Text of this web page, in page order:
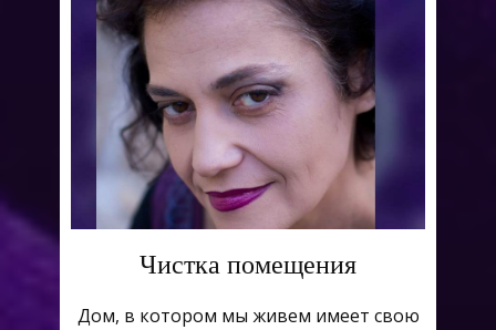
Чистка помещения
Дом, в котором мы живем имеет свою